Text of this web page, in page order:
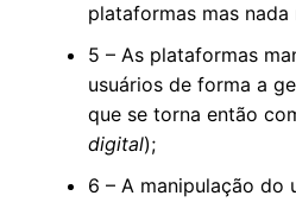
plataformas mas
5 – As plataformas
usuários de forma a
que se torna então
digital);
6 – A manipulação do